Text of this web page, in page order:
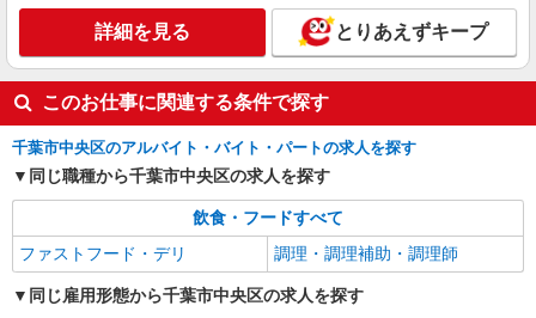
します。 ※AP評価制度：あり 年1回の評価によ
り時給を見直します。 ※アルバイト賞与（寸
志）：あり 年2回。勤続年数により金額UP。
千葉市中央区内学校 （千葉県千葉市中央区宮
崎2-3-13）
キープ
詳細を見る とりあえずキープ
このお仕事に関連する条件で探す
千葉市中央区のアルバイト・バイト・パートの求人を探す
同じ職種から千葉市中央区の求人を探す
飲食・フードすべて
ファストフード・デリ
調理・調理補助・調理師
同じ雇用形態から千葉市中央区の求人を探す